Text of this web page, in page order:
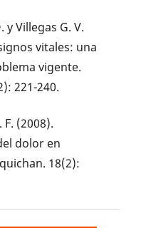
y Villegas G. V.
vitales: una
vigente.
221-240.
F. (2008).
dolor en
18(2):